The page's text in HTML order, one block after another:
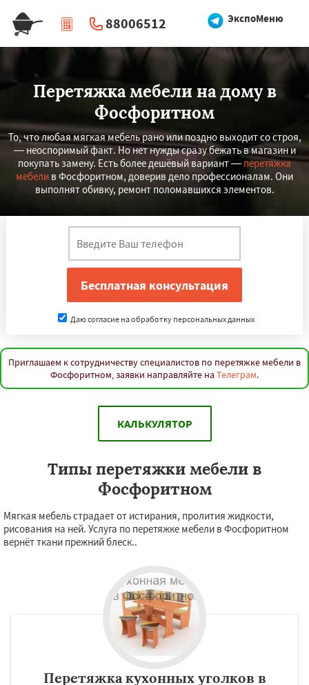
ЭкспоМеню
88006512
| Перезвоните мне
Перетяжка мебели на дому в
Фосфоритном
То, что любая мягкая мебель рано или поздно выходит со строя,
— неоспоримый факт. Но нет нужды сразу бежать в магазин и
покупать замену. Есть более дешёвый вариант — перетяжка
мебели в Фосфоритном, доверив дело профессионалам. Они
выполнят обивку, ремонт поломавшихся элементов.
Даю согласие на обработку персональных данных
Приглашаем к сотрудничеству специалистов по перетяжке мебели в
Фосфоритном, заявки направляйте на Телеграм.
КАЛЬКУЛЯТОР
Типы перетяжки мебели в
Фосфоритном
Мягкая мебель страдает от истирания, пролития жидкости,
рисования на ней. Услуга по перетяжке мебели в Фосфоритном
вернёт ткани прежний блеск..
Перетяжка кухонных уголков в